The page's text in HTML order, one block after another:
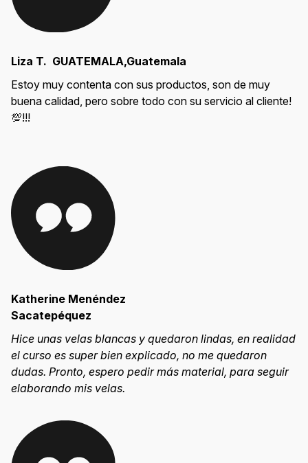
Liza T. GUATEMALA,Guatemala
Estoy muy contenta con sus productos, son de muy
buena calidad, pero sobre todo con su servicio al cliente!
💯!!!
Katherine Menéndez
Sacatepéquez
Hice unas velas blancas y quedaron lindas, en realidad
el curso es super bien explicado, no me quedaron
dudas. Pronto, espero pedir más material, para seguir
elaborando mis velas.